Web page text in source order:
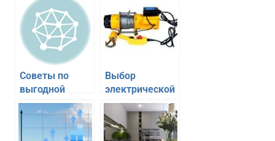
Советы по
выгодной
покупке
авиабилетов
Выбор
электрической
лебедки: ее
характеристики
и типы